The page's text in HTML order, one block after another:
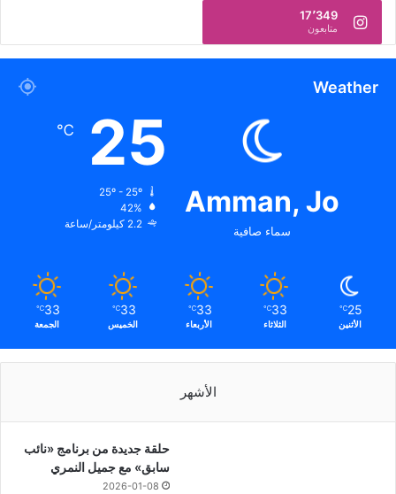
17٬349
متابعون
Weather
Amman, Jo
سماء صافية
25
℃
42%
2.2 كيلومتر/ساعة
25
℃
الأثنين
33
℃
الثلاثاء
33
℃
الأربعاء
33
℃
الخميس
33
℃
الجمعة
الأشهر
حلقة جديدة من برنامج «نائب
سابق» مع جميل النمري
2026-01-08